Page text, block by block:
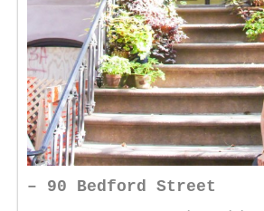
– 90 Bedford Street